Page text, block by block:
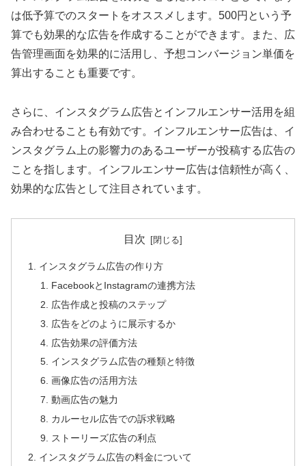
は低予算でのスタートをオススメします。500円という予
算でも効果的な広告を作成することができます。また、広
告管理画面を効果的に活用し、予想コンバージョン単価を
算出することも重要です。
さらに、インスタグラム広告とインフルエンサー活用を組
み合わせることも有効です。インフルエンサー広告は、イ
ンスタグラム上の影響力のあるユーザーが投稿する広告の
ことを指します。インフルエンサー広告は信頼性が高く、
効果的な広告として注目されています。
目次
インスタグラム広告の作り方
FacebookとInstagramの連携方法
広告作成と投稿のステップ
広告をどのように展示するか
広告効果の評価方法
インスタグラム広告の種類と特徴
画像広告の活用方法
動画広告の魅力
カルーセル広告での訴求戦略
ストーリーズ広告の利点
インスタグラム広告の料金について